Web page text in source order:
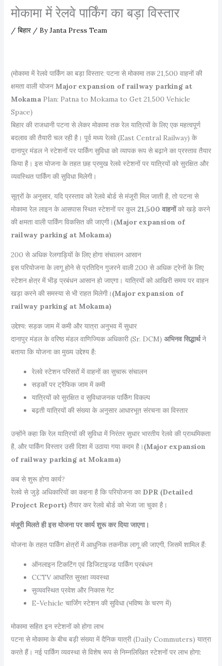
मोकामा में रेलवे पार्किंग का बड़ा विस्तार
/ बिहार/ ByJanta Press Team
(मोकामा में रेलवे पार्किंग का बड़ा विस्तार: पटना से मोकामा तक 21,500 वाहनों की
क्षमता वाली योजन Major expansion of railway parking at
Mokama Plan: Patna to Mokama to Get 21,500 Vehicle
Space)
बिहार की राजधानी पटना से लेकर मोकामा तक रेल यात्रियों के लिए एक महत्वपूर्ण
बदलाव की तैयारी चल रही है। पूर्व मध्य रेलवे (East Central Railway) के
दानापुर मंडल ने स्टेशनों पर पार्किंग सुविधा को व्यापक रूप से बढ़ाने का प्रस्ताव तैयार
किया है। इस योजना के तहत छह प्रमुख रेलवे स्टेशनों पर यात्रियों को सुरक्षित और
व्यवस्थित पार्किंग की सुविधा मिलेगी।
सूत्रों के अनुसार, यदि प्रस्ताव को रेलवे बोर्ड से मंजूरी मिल जाती है, तो पटना से
मोकामा रेल लाइन के आसपास स्थित स्टेशनों पर कुल 21,500 वाहनोंको खड़े करने
की क्षमता वाली पार्किंग विकसित की जाएगी। (Major expansion of
railway parking at Mokama)
200 से अधिक रेलगाड़ियों के लिए होगा संचालन आसान
इस परियोजना के लागू होने से प्रतिदिन गुजरने वाली 200 से अधिक ट्रेनों के लिए
स्टेशन क्षेत्र में भीड़ प्रबंधन आसान हो जाएगा। यात्रियों को आखिरी समय पर वाहन
खड़ा करने की समस्या से भी राहत मिलेगी। (Major expansion of
railway parking at Mokama)
उद्देश्य: सड़क जाम में कमी और यात्रा अनुभव में सुधार
दानापुर मंडल के वरिष्ठ मंडल वाणिज्यिक अधिकारी (Sr. DCM) अभिनव सिद्धार्थने
बताया कि योजना का मुख्य उद्देश्य है:
रेलवे स्टेशन परिसरों में वाहनों का सुचारू संचालन
सड़कों पर ट्रैफिक जाम में कमी
यात्रियों को सुरक्षित व सुविधाजनक पार्किंग विकल्प
बढ़ती यात्रियों की संख्या के अनुसार आधारभूत संरचना का विस्तार
उन्होंने कहा कि रेल यात्रियों की सुविधा में निरंतर सुधार भारतीय रेलवे की प्राथमिकता
है, और पार्किंग विस्तार उसी दिशा में उठाया गया कदम है। (Major expansion
of railway parking at Mokama)
कब से शुरू होगा कार्य?
रेलवे से जुड़े अधिकारियों का कहना है कि परियोजना का DPR (Detailed
Project Report) तैयार कर रेलवे बोर्ड को भेजा जा चुका है।
मंजूरी मिलते ही इस योजना पर कार्य शुरू कर दिया जाएगा।
योजना के तहत पार्किंग क्षेत्रों में आधुनिक तकनीक लागू की जाएगी, जिसमें शामिल हैं:
ऑनलाइन टिकटिंग एवं डिजिटाइज्ड पार्किंग प्रबंधन
CCTV आधारित सुरक्षा व्यवस्था
सुव्यवस्थित प्रवेश और निकास गेट
E-Vehicle चार्जिंग स्टेशन की सुविधा (भविष्य के चरण में)
मोकामा सहित इन स्टेशनों को होगा लाभ
पटना से मोकामा के बीच बड़ी संख्या में दैनिक यात्री (Daily Commuters) यात्रा
करते हैं। नई पार्किंग व्यवस्था से विशेष रूप से निम्नलिखित स्टेशनों पर लाभ होगा: